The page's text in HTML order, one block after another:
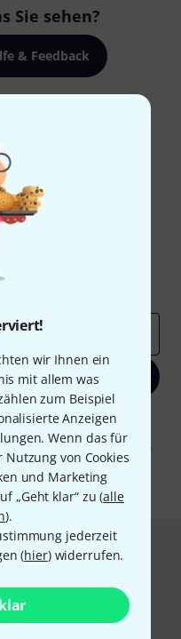
wir Ihnen ein
mit allem was
zum Beispiel
Anzeigen
Wenn das für
Nutzung von Cookies
und Marketing
„Geht klar“ zu (alle
).
jederzeit
(hier) widerrufen.
Sie sehen?
& Feedback
und gewinne mit
Sie dem Erhalt von E-Mail-
Nutzungsverhaltens zu. Die
Informationen finden Sie in
.